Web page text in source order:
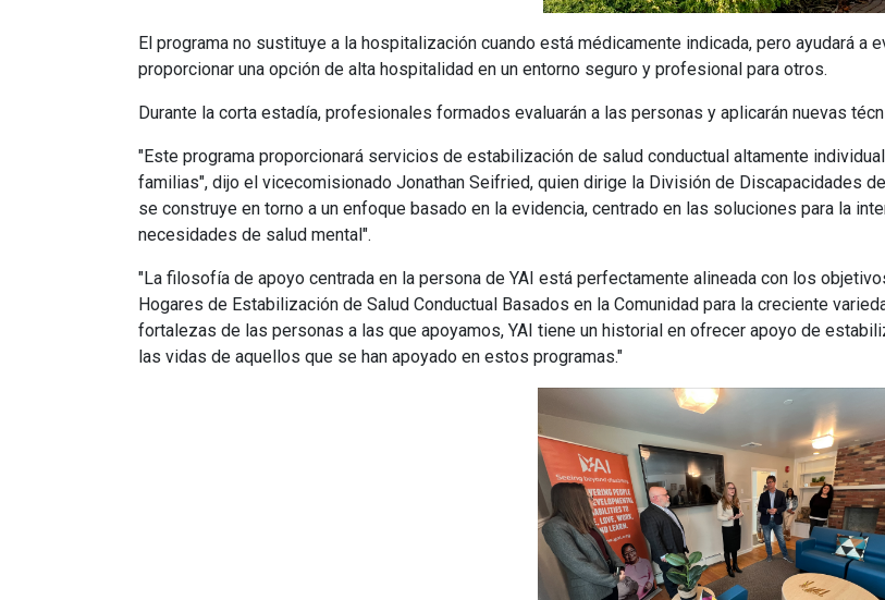
El programa no sustituye a la hospitalización cuando está médicamente indicada, pero ayudará a
proporcionar una opción de alta hospitalidad en un entorno seguro y profesional para otros.
Durante la corta estadía, profesionales formados evaluarán a las personas y aplicarán nuevas
"Este programa proporcionará servicios de estabilización de salud conductual altamente
familias", dijo el vicecomisionado Jonathan Seifried, quien dirige la División de Discapacidades
se construye en torno a un enfoque basado en la evidencia, centrado en las soluciones para la
necesidades de salud mental".
"La filosofía de apoyo centrada en la persona de YAI está perfectamente alineada con los
Hogares de Estabilización de Salud Conductual Basados en la Comunidad para la creciente
fortalezas de las personas a las que apoyamos, YAI tiene un historial en ofrecer apoyo de
las vidas de aquellos que se han apoyado en estos programas."